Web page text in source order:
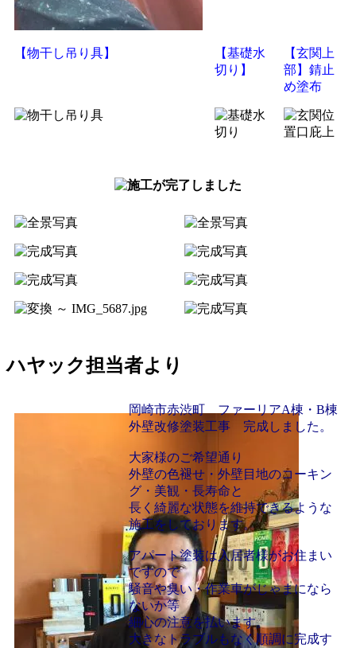
【物干し吊り具】
【基礎水
切り】
【玄関上
部】錆止
め塗布
ハヤック担当者より
岡崎市赤渋町 ファーリアA棟・B棟
外壁改修塗装工事 完成しました。
大家様のご希望通り
外壁の色褪せ・外壁目地のコーキン
グ・美観・長寿命と
長く綺麗な状態を維持できるような
施工をしております。
アパート塗装は入居者様がお住まい
ですので
騒音や臭い・作業車がじゃまになら
ないか等
細心の注意を払います。
大きなトラブルもなく順調に完成す